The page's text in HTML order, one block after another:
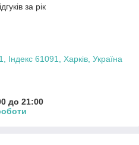
за рік
Індекс 61091, Харків, Україна
до 21:00